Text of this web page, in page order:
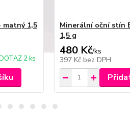
1,5
2 ks
Minerální oční stín
1,5 g
480 Kč/ks
397 Kč bez DPH